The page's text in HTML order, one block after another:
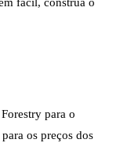
para o
os preços dos